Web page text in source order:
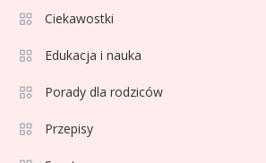
Ciekawostki
Edukacja i nauka
Porady dla rodziców
Przepisy
Jak pomóc dziecku